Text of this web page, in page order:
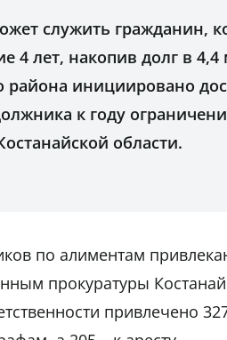
служить гражданин,
4 лет, накопив долг в
района инициировано
к году
области.
по алиментам
прокуратуры
привлечено